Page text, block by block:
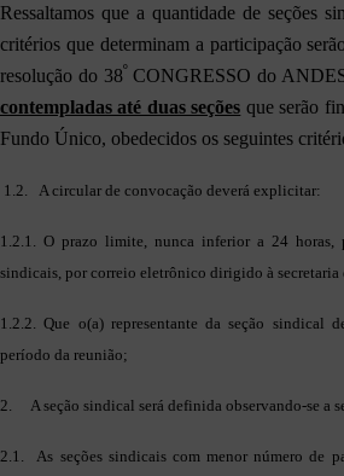
Ressaltamos que a quantidade de seções
critérios que determinam a participação
resolução do 38º CONGRESSO do
contempladas até duas seções que serão
Fundo Único, obedecidos os seguintes
1.2. A circular de convocação deverá explicitar:
1.2.1. O prazo limite, nunca inferior a 24 horas,
sindicais, por correio eletrônico dirigido à secretaria
1.2.2. Que o(a) representante da seção sindical
período da reunião;
2. A seção sindical será definida observando-se a
2.1. As seções sindicais com menor número de